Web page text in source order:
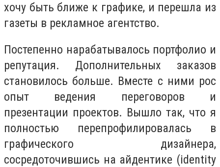
хочу быть ближе к графике, и перешла из
газеты в рекламное агентство.
Постепенно нарабатывалось портфолио и
репутация. Дополнительных заказов
становилось больше. Вместе с ними рос
опыт ведения переговоров и
презентации проектов. Вышло так, что я
полностью перепрофилировалась в
графического дизайнера,
сосредоточившись на айдентике (identity